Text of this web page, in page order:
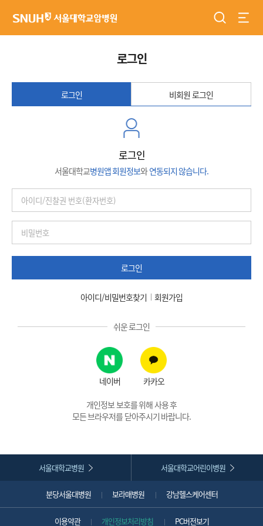
검색
로그인
로그인 비회원 로그인
로그인
서울대학교병원앱 회원정보와연동되지 않습니다.
로그인
아이디/비밀번호찾기 회원가입
쉬운 로그인
네이버
카카오
개인정보 보호를 위해 사용 후
모든 브라우저를 닫아주시기 바랍니다.
서울대학교병원 서울대학교어린이병원
분당서울대병원 보라매병원 강남헬스케어센터
이용약관 개인정보처리방침 PC버전보기